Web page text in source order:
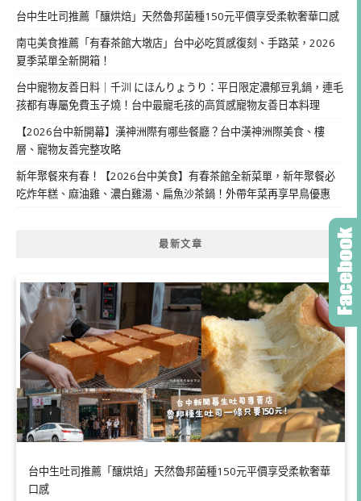
台中生吐司推薦「釀烘焙」天然魯邦菌種150元平價享受柔軟奢華口感
南屯美食推薦「有春茶館大墩店」台中必吃質感復刻、手路菜，2026
夏季菜單全新開箱！
台中寵物友善日料｜千汌 にほんりょうり：平日限定濃郁豆乳鍋，連毛
孩都有專屬免費玉子燒！台中最寵毛孩的高質感寵物友善日本料理
【2026台中新開幕】漢神洲際有哪些餐廳？台中漢神洲際美食、樓
層、寵物友善完整攻略
新年聚餐來有春！【2026台中美食】有春茶館全新菜單，新年聚餐必
吃炸年糕、麻油雞、濃白雞湯、扁魚沙茶鍋！外帶年菜再享早鳥優惠
最新文章
台中生吐司推薦「釀烘焙」天然魯邦菌種150元平價享受柔軟奢華
口感